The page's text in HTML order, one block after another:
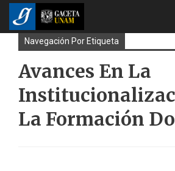
Navegación Por Etiqueta
Avances En La
La Formación